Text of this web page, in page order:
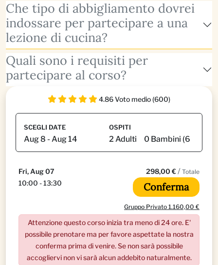
Che tipo di abbigliamento dovrei
indossare per partecipare a una
lezione di cucina?
Quali sono i requisiti per
partecipare al corso?
4.86 Voto medio (600)
SCEGLI DATE OSPITI
Fri, Aug 07
10:00 - 13:30
298,00 €/ Totale
Conferma
Gruppo Privato 1.160,00 €
Attenzione questo corso inizia tra meno di 24 ore. E'
possibile prenotare ma per favore aspettate la nostra
conferma prima di venire. Se non sarà possibile
accogliervi non vi sarà alcun addebito naturalmente.